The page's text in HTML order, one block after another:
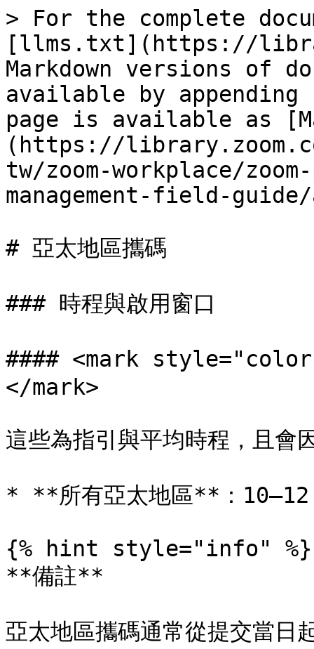
> For the complete
[llms.txt](https://
Markdown versions of
available by
page is available as
(https://
tw/zoom-workplace/
management-field-
# 亞太地區攜碼
### 時程與啟用窗口
#### <mark style="color:
</mark>
這些為指引與平均時程，且會
* **所有亞太地區**：
{% hint style="info" %}
**備註**
亞太地區攜碼通常從提交當日